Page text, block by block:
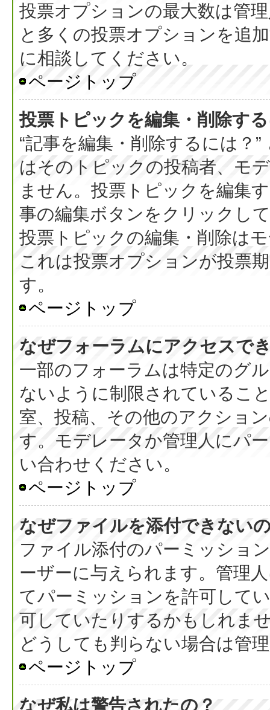
投票オプションの最大数は管
と多くの投票オプションを追
に相談してください。
ページトップ
投票トピックを編集・削除す
“記事を編集・削除するには？
はそのトピックの投稿者、モ
ません。投票トピックを編集
事の編集ボタンをクリックし
投票トピックの編集・削除は
これは投票オプションが投票
す。
ページトップ
なぜフォーラムにアクセスで
一部のフォーラムは特定のグ
ないように制限されているこ
室、投稿、その他のアクショ
す。モデレータか管理人にパ
い合わせください。
ページトップ
なぜファイルを添付できない
ファイル添付のパーミッショ
ーザーに与えられます。管理
てパーミッションを許可して
可していたりするかもしれま
どうしても判らない場合は管
ページトップ
なぜ私は警告されたの？